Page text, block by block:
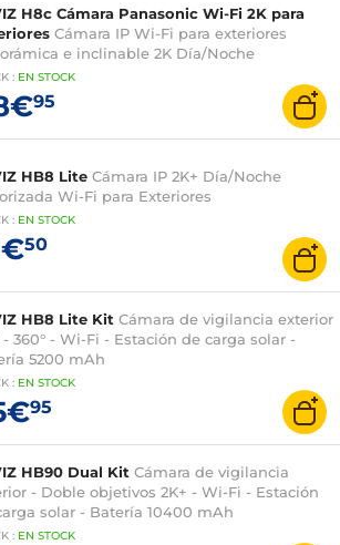
H8c Cámara Panasonic Wi-Fi 2K para
Cámara IP Wi-Fi para exteriores
e inclinable 2K Día/Noche
: EN STOCK
95
HB8 Lite Cámara IP 2K+ Día/Noche
Wi-Fi para Exteriores
: EN STOCK
50
HB8 Lite Kit Cámara de vigilancia exterior
- 360° - Wi-Fi - Estación de carga solar -
5200 mAh
: EN STOCK
95
HB90 Dual Kit Cámara de vigilancia
- Doble objetivos 2K+ - Wi-Fi - Estación
solar - Batería 10400 mAh
: EN STOCK